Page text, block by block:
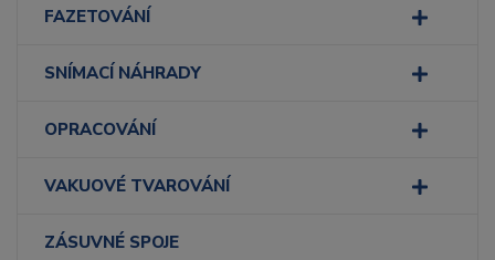
FAZETOVÁNÍ
SNÍMACÍ NÁHRADY
OPRACOVÁNÍ
VAKUOVÉ TVAROVÁNÍ
ZÁSUVNÉ SPOJE